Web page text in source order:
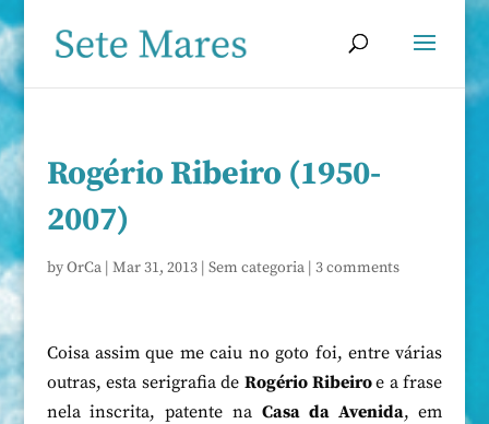
Rogério Ribeiro (1950-
2007)
byOrCa| Mar 31, 2013| Sem categoria| 3 comments
Coisa assim que me caiu no goto foi, entre várias
outras, esta serigrafia de Rogério Ribeiroe a frase
nela inscrita, patente na Casa da Avenida, em